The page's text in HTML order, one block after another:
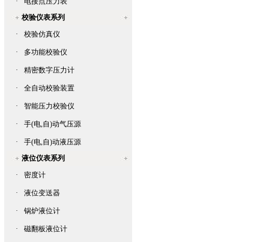
校验仪表系列
·
校验仿真仪
· 多功能校验仪
· 精密数字压力计
· 全自动校验装置
· 智能压力校验仪
· 手(电,自)动气压源
·
手(电,自)动液压源
液位仪表系列
·
密度计
· 液位变送器
· 锅炉液位计
· 磁翻板液位计